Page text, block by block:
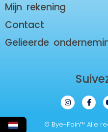
Mijn rekening
Contact
Gelieerde
I
n
s
a
F
a
c
b
© Bye-Pain™ Alle